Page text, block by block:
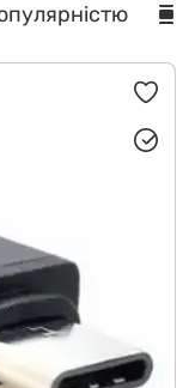
Веб-камери